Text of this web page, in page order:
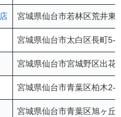
宮城県仙台市若林区荒井
宮城県仙台市太白区長町
宮城県仙台市宮城野区出
宮城県仙台市青葉区柏木
宮城県仙台市青葉区旭ヶ